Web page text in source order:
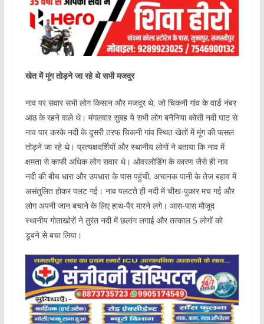
खेत में मूंग तोड़ने जा रहे थे सभी मजदूर
नाव पर सवार सभी लोग किसान और मजदूर थे, जो चिकनी गांव के वार्ड नंबर
आठ के रहने वाले थे। मंगलवार सुबह ये सभी लोग बनैनिया कोसी नदी घाट से
नाव पार करके नदी के दूसरी तरफ चिकनी गांव स्थित खेतों में मूंग की फसल
तोड़ने जा रहे थे। प्रत्यक्षदर्शियों और स्थानीय लोगों ने बताया कि नाव में
क्षमता से काफी अधिक लोग सवार थे। ओवरलोडिंग के कारण जैसे ही नाव
नदी की बीच धारा और उपधारा के पास पहुंची, अचानक पानी के तेज बहाव में
असंतुलित होकर पलट गई। नाव पलटते ही नदी में चीख-पुकार मच गई और
लोग अपनी जान बचाने के लिए हाथ-पैर मारने लगे। आस-पास मौजूद
स्थानीय गोताखोरों ने तुरंत नदी में छलांग लगाई और तत्काल 5 लोगों को
डूबने से बचा लिया।